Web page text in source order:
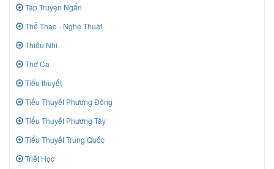
Tập Truyện Ngắn
Thể Thao - Nghệ Thuật
Thiếu Nhi
Thơ Ca
Tiểu thuyết
Tiểu Thuyết Phương Đông
Tiểu Thuyết Phương Tây
Tiểu Thuyết Trung Quốc
Triết Học